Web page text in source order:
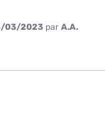
03/2023 parA.A.